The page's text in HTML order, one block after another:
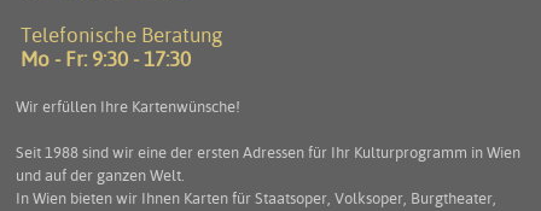
Telefonische Beratung
Mo - Fr: 9:30 - 17:30
Wir erfüllen Ihre Kartenwünsche!
Seit 1988 sind wir eine der ersten Adressen für Ihr Kulturprogramm in Wien
und auf der ganzen Welt.
In Wien bieten wir Ihnen Karten für Staatsoper, Volksoper, Burgtheater,